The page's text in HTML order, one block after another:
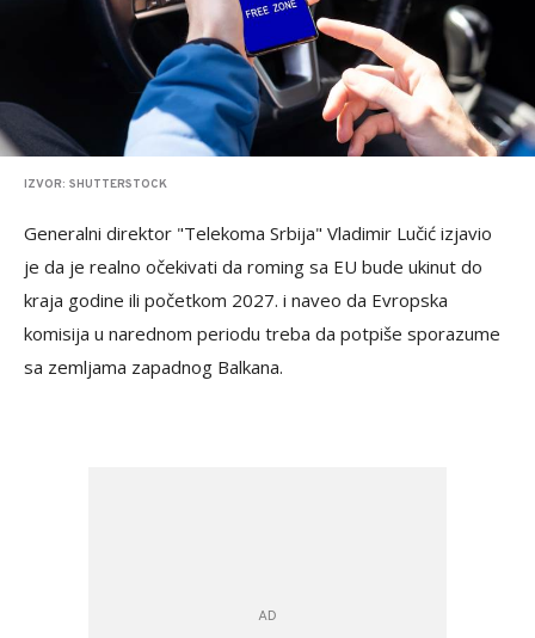
IZVOR: SHUTTERSTOCK
Generalni direktor "Telekoma Srbija" Vladimir Lučić izjavio
je da je realno očekivati da roming sa EU bude ukinut do
kraja godine ili početkom 2027. i naveo da Evropska
komisija u narednom periodu treba da potpiše sporazume
sa zemljama zapadnog Balkana.